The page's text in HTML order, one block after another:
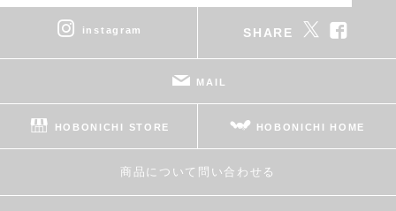
instagram SHARE
MAIL
HOBONICHI STORE HOBONICHI HOME
商品について問い合わせる